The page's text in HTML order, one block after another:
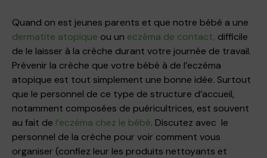
Quand on est jeunes parents et que notre bébé a une
dermatite atopique ou un eczéma de contact, difficile
de le laisser à la crèche durant votre journée de travail.
Prévenir la crèche que votre bébé à de l’eczéma
atopique est tout simplement une bonne idée. Surtout
que le personnel de ce type de structure d’accueil,
notamment composées de puéricultrices, est souvent
au fait de l’eczéma chez le bébé. Discutez avec le
personnel de la crèche pour voir comment vous
organiser (confiez leur les produits nettoyants et